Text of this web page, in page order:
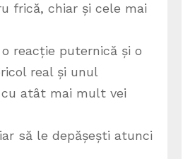
frică, chiar și cele mai
reacție puternică și o
real și unul
cu atât mai mult vei
să le depășești atunci